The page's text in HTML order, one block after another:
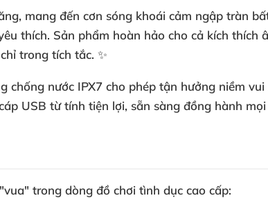
mang đến cơn sóng khoái cảm ngập tràn
thích. Sản phẩm hoàn hảo cho cả kích thích
trong tích tắc. ✨
chống nước IPX7 cho phép tận hưởng niềm vui
USB từ tính tiện lợi, sẵn sàng đồng hành mọi
trong dòng đồ chơi tình dục cao cấp: